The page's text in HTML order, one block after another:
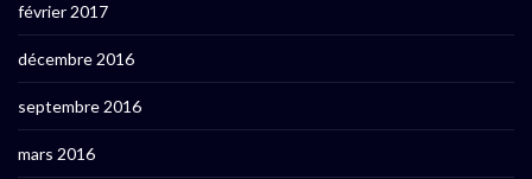
février 2017
décembre 2016
septembre 2016
mars 2016